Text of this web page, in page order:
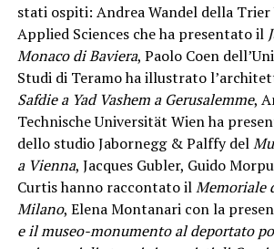
stati ospiti: Andrea Wandel della
Applied Sciences che ha presentato il
Monaco di Baviera, Paolo Coen
Studi di Teramo ha illustrato
Safdie a Yad Vashem a Gerusalemme,
Technische Universität Wien ha
dello studio Jabornegg & Palffy del
a Vienna, Jacques Gubler, Guido
Curtis hanno raccontato ilMemoriale
Milano, Elena Montanari con la
e il museo-monumento al deportato